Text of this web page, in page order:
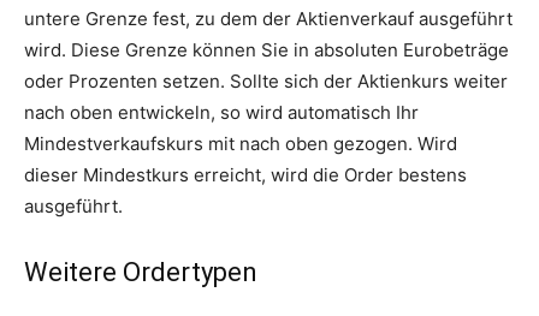
untere Grenze fest, zu dem der Aktienverkauf ausgeführt
wird. Diese Grenze können Sie in absoluten Eurobeträge
oder Prozenten setzen. Sollte sich der Aktienkurs weiter
nach oben entwickeln, so wird automatisch Ihr
Mindestverkaufskurs mit nach oben gezogen. Wird
dieser Mindestkurs erreicht, wird die Order bestens
ausgeführt.
Weitere Ordertypen